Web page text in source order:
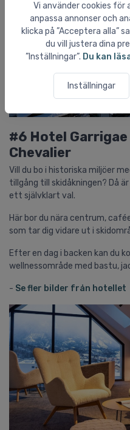
Vi använder cookies
anpassa annonser och
klicka på ”Acceptera alla”
du vill justera dina
”Inställningar”. Du kan
Inställningar
#6 Hotel
Chevalier
Vill du bo i historiska miljöer
tillgång till skidåkningen? Då
ett självklart val.
Här bor du nära centrum,
som tar dig vidare ut i
Efter en dag i backen kan du
wellnessområde med bastu,
- Se fler bilder från hotellet